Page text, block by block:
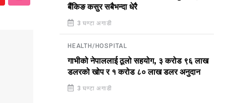
बैंकिङ कसुर सबैभन्दा धेरै
3 घण्टा अगाडी
HEALTH/HOSPITAL
गाभीको नेपाललाई ठूलो सहयोग, ३ करोड ९६ लाख
डलरको खोप र १ करोड ८० लाख डलर अनुदान
3 घण्टा अगाडी